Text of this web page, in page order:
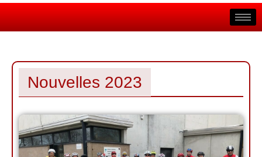
Nouvelles 2023